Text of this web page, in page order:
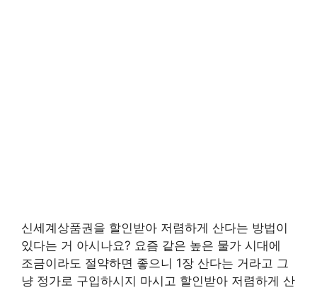
신세계상품권을 할인받아 저렴하게 산다는 방법이
있다는 거 아시나요? 요즘 같은 높은 물가 시대에
조금이라도 절약하면 좋으니 1장 산다는 거라고 그
냥 정가로 구입하시지 마시고 할인받아 저렴하게 산